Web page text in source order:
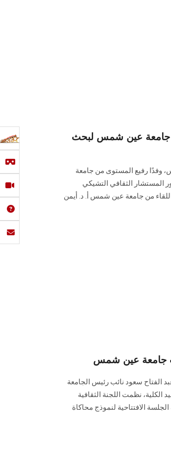
جامعة عين شمس لبحث
وفدًا رفيع المستوى من جامعة
المستشار الثقافي التشيكي
من جامعة عين شمس أ. د. أيمن
جامعة عين شمس
الفتاح سعود نائب رئيس الجامعة
نظمت اللجنة الثقافية
الجلسة الافتتاحية لنموذج محاكاة